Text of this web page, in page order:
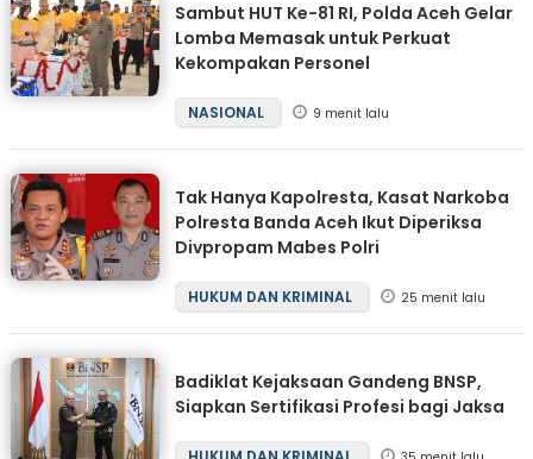
Sambut HUT Ke-81 RI, Polda Aceh Gelar
Lomba Memasak untuk Perkuat
Kekompakan Personel
NASIONAL 9 menit lalu
Tak Hanya Kapolresta, Kasat Narkoba
Polresta Banda Aceh Ikut Diperiksa
Divpropam Mabes Polri
HUKUM DAN KRIMINAL 25 menit lalu
Badiklat Kejaksaan Gandeng BNSP,
Siapkan Sertifikasi Profesi bagi Jaksa